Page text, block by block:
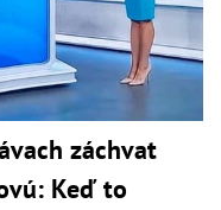
záchvat
Keď to